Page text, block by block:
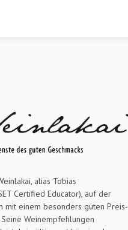
alias Tobias
Certified Educator), auf der
mit einem besonders guten Preis-
Weinempfehlungen